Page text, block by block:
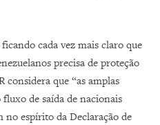
cada vez mais claro que
precisa de proteção
considera que “as amplas
de saída de nacionais
no espírito da Declaração de